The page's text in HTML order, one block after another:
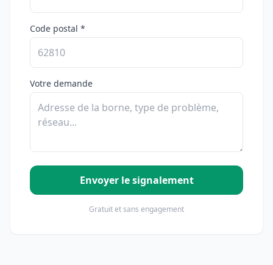
Code postal *
Votre demande
Envoyer le signalement
Gratuit et sans engagement